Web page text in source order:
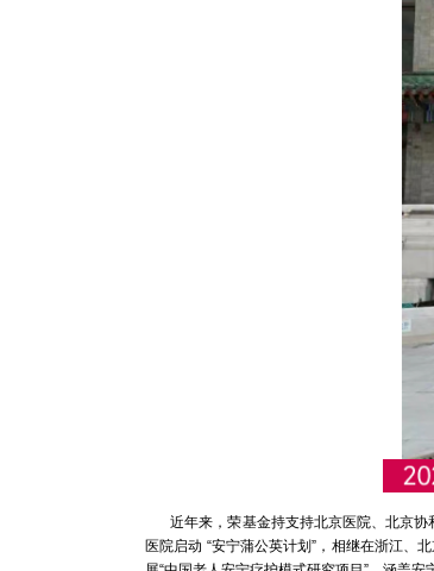
近年来，荣基金持支持北京医院、北京协
医院启动 “安宁蒲公英计划”，相继在浙江、